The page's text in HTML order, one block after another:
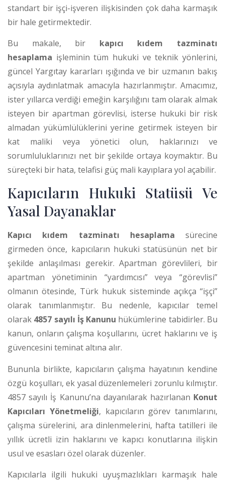
standart bir işçi-işveren ilişkisinden çok daha karmaşık
bir hale getirmektedir.
Bu makale, bir kapıcı kıdem tazminatı
hesaplama işleminin tüm hukuki ve teknik yönlerini,
güncel Yargıtay kararları ışığında ve bir uzmanın bakış
açısıyla aydınlatmak amacıyla hazırlanmıştır. Amacımız,
ister yıllarca verdiği emeğin karşılığını tam olarak almak
isteyen bir apartman görevlisi, isterse hukuki bir risk
almadan yükümlülüklerini yerine getirmek isteyen bir
kat maliki veya yönetici olun, haklarınızı ve
sorumluluklarınızı net bir şekilde ortaya koymaktır. Bu
süreçteki bir hata, telafisi güç mali kayıplara yol açabilir.
Kapıcıların Hukuki Statüsü Ve
Yasal Dayanaklar
Kapıcı kıdem tazminatı hesaplama sürecine
girmeden önce, kapıcıların hukuki statüsünün net bir
şekilde anlaşılması gerekir. Apartman görevlileri, bir
apartman yönetiminin “yardımcısı” veya “görevlisi”
olmanın ötesinde, Türk hukuk sisteminde açıkça “işçi”
olarak tanımlanmıştır. Bu nedenle, kapıcılar temel
olarak 4857 sayılı İş Kanunu hükümlerine tabidirler. Bu
kanun, onların çalışma koşullarını, ücret haklarını ve iş
güvencesini teminat altına alır.
Bununla birlikte, kapıcıların çalışma hayatının kendine
özgü koşulları, ek yasal düzenlemeleri zorunlu kılmıştır.
4857 sayılı İş Kanunu’na dayanılarak hazırlanan Konut
Kapıcıları Yönetmeliği, kapıcıların görev tanımlarını,
çalışma sürelerini, ara dinlenmelerini, hafta tatilleri ile
yıllık ücretli izin haklarını ve kapıcı konutlarına ilişkin
usul ve esasları özel olarak düzenler.
Kapıcılarla ilgili hukuki uyuşmazlıkları karmaşık hale